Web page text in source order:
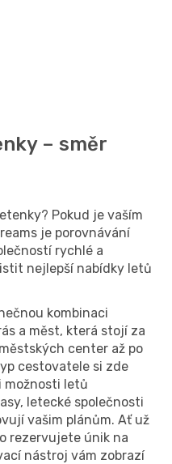
– směr
Pokud je vaším
je porovnávání
rychlé a
nejlepší nabídky letů
kombinaci
a měst, která stojí za
center až po
cestovatele si zde
možnosti letů
letecké společnosti
vašim plánům. Ať už
rezervujete únik na
nástroj vám zobrazí